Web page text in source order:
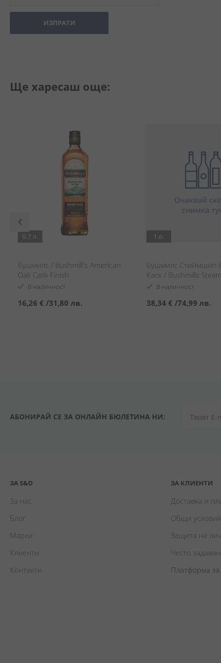
ИЗПРАТИ
Ще харесаш още:
0.7 л.
Бушмилс / Bushmill's American
Oak Cask Finish
В наличност
16,26 € /31,80 лв.
1 л.
Бушмилс Стиймшип
Каск / Bushmills
Bourbon Cask
В наличност
38,34 € /74,99 лв.
АБОНИРАЙ СЕ ЗА ОНЛАЙН БЮЛЕТИНА НИ:
ЗА S&D
За нас
Блог
Марки
Клиенти
Контакти
ЗА КЛИЕНТИ
Доставка и
Общи условия
Защита на
Често
Платформа